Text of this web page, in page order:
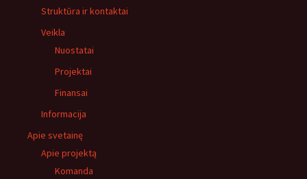
Struktūra ir kontaktai
Veikla
Nuostatai
Projektai
Finansai
Informacija
Apie svetainę
Apie projektą
Komanda